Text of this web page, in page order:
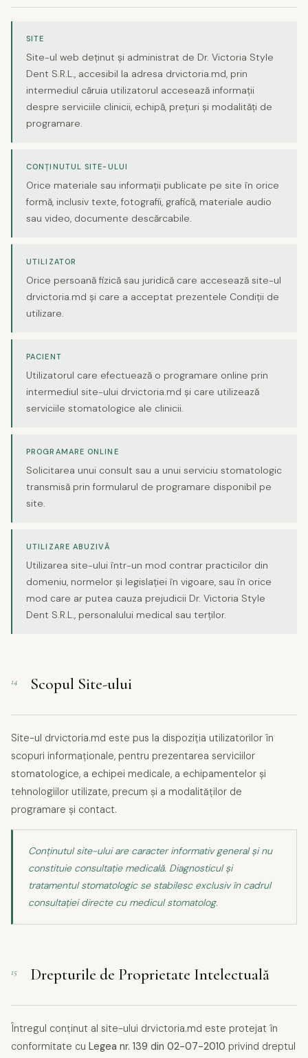
SITE
Site-ul web deținut și administrat de Dr. Victoria Style
Dent S.R.L., accesibil la adresa drvictoria.md, prin
intermediul căruia utilizatorul accesează informații
despre serviciile clinicii, echipă, prețuri și modalități de
programare.
CONȚINUTUL SITE-ULUI
Orice materiale sau informații publicate pe site în orice
formă, inclusiv texte, fotografii, grafică, materiale audio
sau video, documente descărcabile.
UTILIZATOR
Orice persoană fizică sau juridică care accesează site-ul
drvictoria.md și care a acceptat prezentele Condiții de
utilizare.
PACIENT
Utilizatorul care efectuează o programare online prin
intermediul site-ului drvictoria.md și care utilizează
serviciile stomatologice ale clinicii.
PROGRAMARE ONLINE
Solicitarea unui consult sau a unui serviciu stomatologic
transmisă prin formularul de programare disponibil pe
site.
UTILIZARE ABUZIVĂ
Utilizarea site-ului într-un mod contrar practicilor din
domeniu, normelor și legislației în vigoare, sau în orice
mod care ar putea cauza prejudicii Dr. Victoria Style
Dent S.R.L., personalului medical sau terților.
14 Scopul Site-ului
Site-ul drvictoria.md este pus la dispoziția utilizatorilor în
scopuri informaționale, pentru prezentarea serviciilor
stomatologice, a echipei medicale, a echipamentelor și
tehnologiilor utilizate, precum și a modalităților de
programare și contact.
Conținutul site-ului are caracter informativ general și nu
constituie consultație medicală. Diagnosticul și
tratamentul stomatologic se stabilesc exclusiv în cadrul
consultației directe cu medicul stomatolog.
15 Drepturile de Proprietate Intelectuală
Întregul conținut al site-ului drvictoria.md este protejat în
conformitate cu Legea nr. 139 din 02-07-2010 privind dreptul